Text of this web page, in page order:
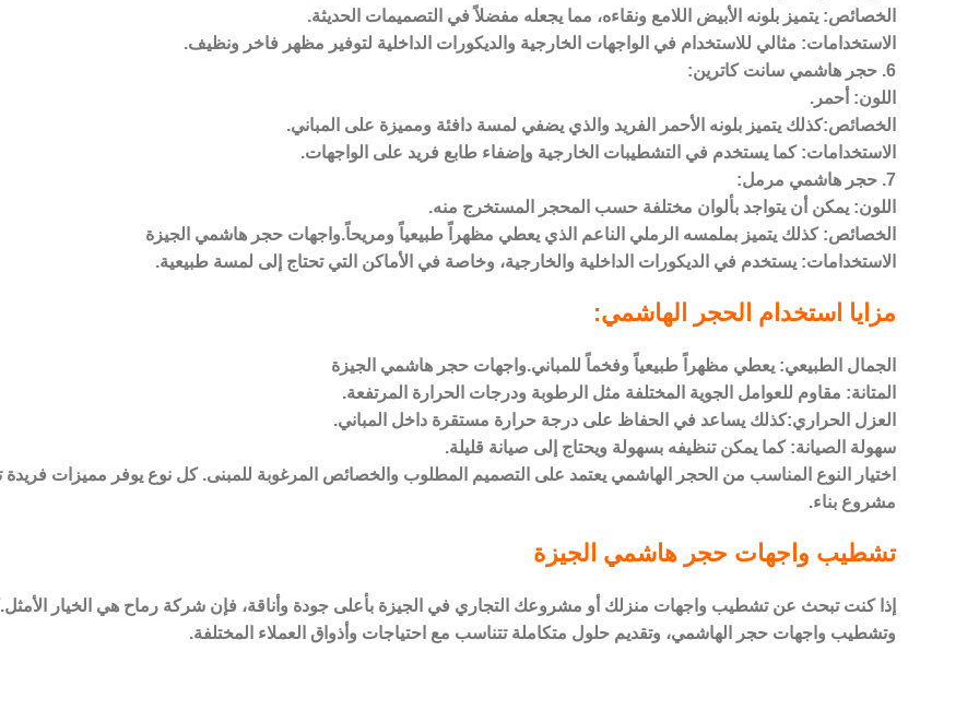
الخصائص: يتميز بلونه الأبيض اللامع ونقاءه، مما يجعله مفضلاً في التصميمات الحديثة.
الاستخدامات: مثالي للاستخدام في الواجهات الخارجية والديكورات الداخلية لتوفير مظهر فاخر ونظيف.
6. حجر هاشمي سانت كاترين:
اللون: أحمر.
الخصائص:كذلك يتميز بلونه الأحمر الفريد والذي يضفي لمسة دافئة ومميزة على المباني.
الاستخدامات: كما يستخدم في التشطيبات الخارجية وإضفاء طابع فريد على الواجهات.
7. حجر هاشمي مرمل:
اللون: يمكن أن يتواجد بألوان مختلفة حسب المحجر المستخرج منه.
الخصائص: كذلك يتميز بملمسه الرملي الناعم الذي يعطي مظهراً طبيعياً ومريحاً.واجهات حجر هاشمي الجيزة
الاستخدامات: يستخدم في الديكورات الداخلية والخارجية، وخاصة في الأماكن التي تحتاج إلى لمسة طبيعية.
مزايا استخدام الحجر الهاشمي:
الجمال الطبيعي: يعطي مظهراً طبيعياً وفخماً للمباني.واجهات حجر هاشمي الجيزة
المتانة: مقاوم للعوامل الجوية المختلفة مثل الرطوبة ودرجات الحرارة المرتفعة.
العزل الحراري:كذلك يساعد في الحفاظ على درجة حرارة مستقرة داخل المباني.
سهولة الصيانة: كما يمكن تنظيفه بسهولة ويحتاج إلى صيانة قليلة.
اختيار النوع المناسب من الحجر الهاشمي يعتمد على التصميم المطلوب والخصائص المرغوبة للمبنى. كل نوع يوفر مميزات
مشروع بناء.
تشطيب واجهات حجر هاشمي الجيزة
إذا كنت تبحث عن تشطيب واجهات منزلك أو مشروعك التجاري في الجيزة بأعلى جودة وأناقة، فإن شركة رماح هي الخيار
وتشطيب واجهات حجر الهاشمي، وتقديم حلول متكاملة تتناسب مع احتياجات وأذواق العملاء المختلفة.